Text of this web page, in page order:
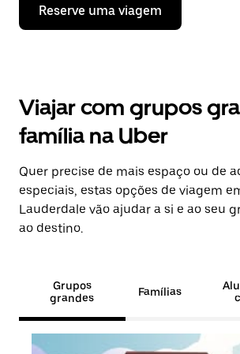
Reserve uma viagem
Viajar com grupos
família na Uber
Quer precise de mais espaço ou de
especiais, estas opções de viagem
Lauderdale vão ajudar a si e ao seu
ao destino.
Grupos
grandes
Famílias